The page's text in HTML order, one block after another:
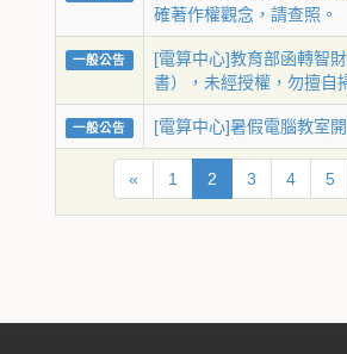
確著作權觀念，請查照。
一般公告
[電算中心]教育部函轉智
書），未經授權，勿擅自
一般公告 [電算中心]暑假電腦教室
« 1 2 3 4 5